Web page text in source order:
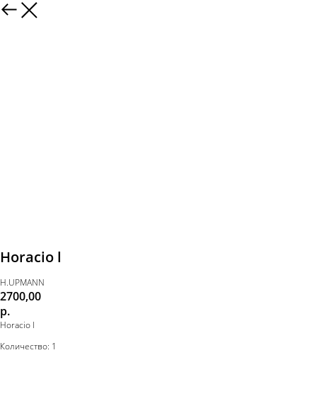
Horacio l
H.UPMANN
2700,00
р.
Horacio l
Количество: 1